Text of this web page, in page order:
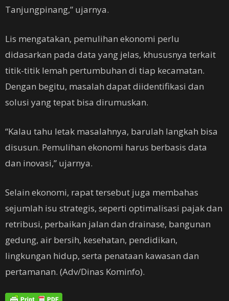
Tanjungpinang,” ujarnya.
Lis mengatakan, pemulihan ekonomi perlu
didasarkan pada data yang jelas, khususnya terkait
titik-titik lemah pertumbuhan di tiap kecamatan.
Dengan begitu, masalah dapat diidentifikasi dan
solusi yang tepat bisa dirumuskan.
“Kalau tahu letak masalahnya, barulah langkah bisa
disusun. Pemulihan ekonomi harus berbasis data
dan inovasi,” ujarnya.
Selain ekonomi, rapat tersebut juga membahas
sejumlah isu strategis, seperti optimalisasi pajak dan
retribusi, perbaikan jalan dan drainase, bangunan
gedung, air bersih, kesehatan, pendidikan,
lingkungan hidup, serta penataan kawasan dan
pertamanan. (Adv/Dinas Kominfo).